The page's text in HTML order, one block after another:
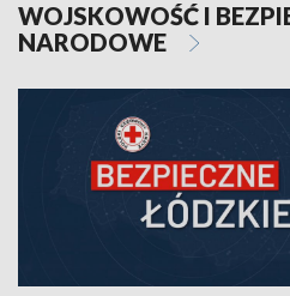
WOJSKOWOŚĆ I
NARODOWE